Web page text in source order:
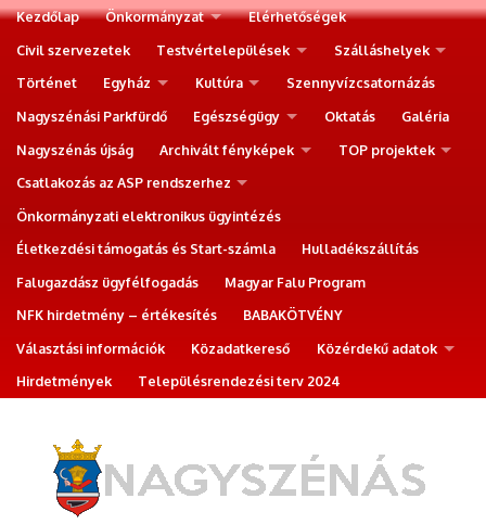
Kezdőlap Önkormányzat
Elérhetőségek
Civil szervezetek
Testvértelepülések
Szálláshelyek
Történet
Egyház Kultúra
Szennyvízcsatornázás
Nagyszénási Parkfürdő
Egészségügy Oktatás
Galéria
Nagyszénás újság
Archivált fényképek
TOP projektek
Csatlakozás az ASP rendszerhez
Önkormányzati elektronikus ügyintézés
Életkezdési támogatás és Start-számla
Hulladékszállítás
Falugazdász ügyfélfogadás
Magyar Falu Program
NFK hirdetmény – értékesítés
BABAKÖTVÉNY
Választási információk
Közadatkereső
Közérdekű adatok
Hirdetmények
Településrendezési terv 2024